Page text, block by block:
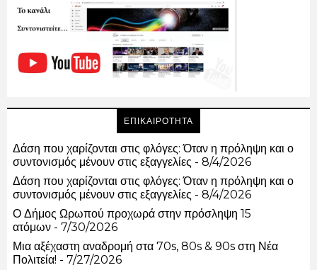
ΕΠΙΚΑΙΡΟΤΗΤΑ
Δάση που χαρίζονται στις φλόγες: Όταν η πρόληψη και ο
συντονισμός μένουν στις εξαγγελίες - 8/4/2026
Δάση που χαρίζονται στις φλόγες: Όταν η πρόληψη και ο
συντονισμός μένουν στις εξαγγελίες - 8/4/2026
Ο Δήμος Ωρωπού προχωρά στην πρόσληψη 15
ατόμων - 7/30/2026
Μια αξέχαστη αναδρομή στα 70s, 80s & 90s στη Νέα
Πολιτεία! - 7/27/2026